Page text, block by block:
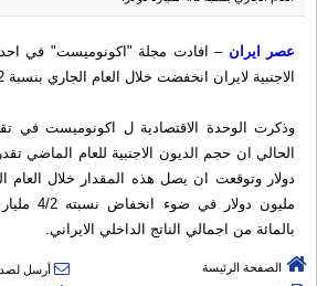
عصر ايران– افادت مجلة "اكونوميست" في
الاجنبية لايران انخفضت خلال العام الجاري بنسبة 4/2 مليارد دولار.
وذكرت الوحدة الاقتصادية ل اكونوميست في
بالمائة من اجمالي الناتج الداخلي الايراني.
الصفحة الرئيسة
أرسل